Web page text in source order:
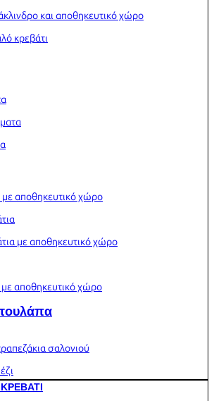
και αποθηκευτικό χώρο
κρεβάτι
με αποθηκευτικό χώρο
με αποθηκευτικό χώρο
αποθηκευτικό χώρο
σαλονιού